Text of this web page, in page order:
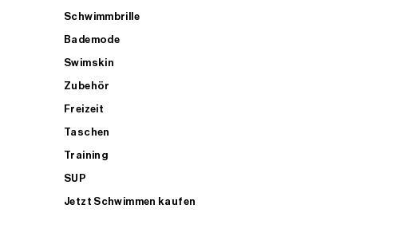
Schwimmbrille
Bademode
Swimskin
Zubehör
Freizeit
Taschen
Training
SUP
Jetzt Schwimmen kaufen